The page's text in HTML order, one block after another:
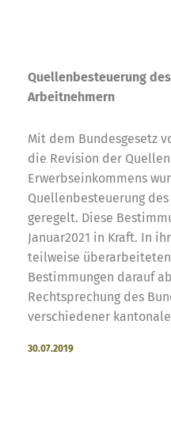
Quellenbesteuerung
Arbeitnehmern
Mit dem Bundesgesetz
die Revision der
Erwerbseinkommens
Quellenbesteuerung
geregelt. Diese
Januar2021 in Kraft. In
teilweise
Bestimmungen darauf
Rechtsprechung des
verschiedener
30.07.2019